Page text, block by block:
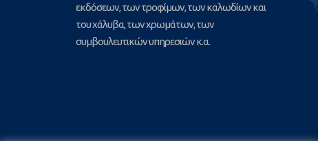
εκδόσεων, των τροφίμων, των καλωδίων και
του χάλυβα, των χρωμάτων, των
συμβουλευτικών υπηρεσιών κ.α.